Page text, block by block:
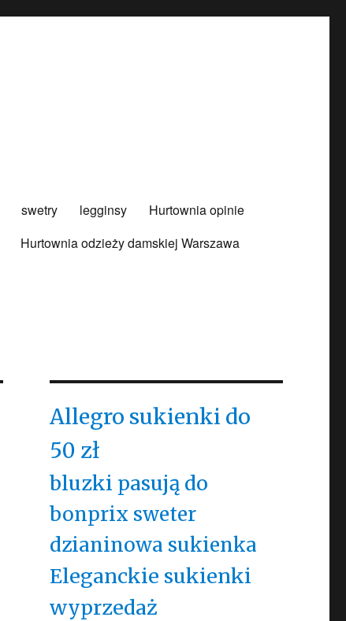
swetry legginsy
Hurtownia opinie
Hurtownia odzieży damskiej Warszawa
Allegro sukienki do
50 zł
bluzki pasują do
bonprix sweter
dzianinowa sukienka
Eleganckie sukienki
wyprzedaż